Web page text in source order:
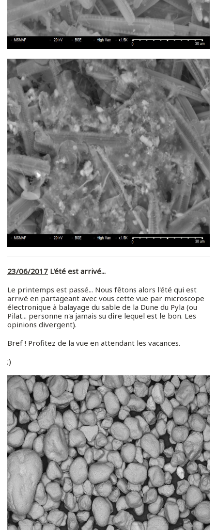
23/06/2017 L'été est arrivé...
Le printemps est passé... Nous fêtons alors l'été qui est
arrivé en partageant avec vous cette vue par microscope
électronique à balayage du sable de la Dune du Pyla (ou
Pilat... personne n'a jamais su dire lequel est le bon. Les
opinions divergent).
Bref ! Profitez de la vue en attendant les vacances.
;)